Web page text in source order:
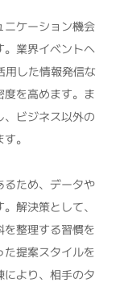
ニケーション機会
。業界イベントへ
用した情報発信な
を高めます。ま
ビジネス以外の
。
るため、データや
解決策として、
整理する習慣を
提案スタイルを
より、相手のタ